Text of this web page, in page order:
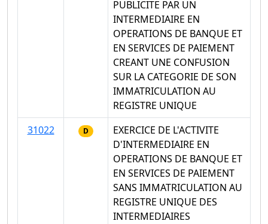
PUBLICITE PAR UN
INTERMEDIAIRE EN
OPERATIONS DE BANQUE ET
EN SERVICES DE PAIEMENT
CREANT UNE CONFUSION
SUR LA CATEGORIE DE SON
IMMATRICULATION AU
REGISTRE UNIQUE
31022
D
EXERCICE DE L'ACTIVITE
D'INTERMEDIAIRE EN
OPERATIONS DE BANQUE ET
EN SERVICES DE PAIEMENT
SANS IMMATRICULATION AU
REGISTRE UNIQUE DES
INTERMEDIAIRES